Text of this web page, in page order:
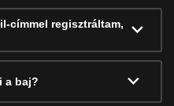
címmel regisztráltam,
a baj?